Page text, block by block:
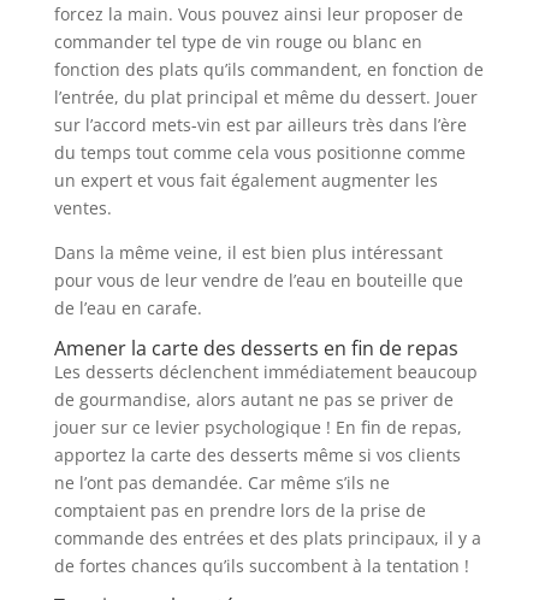
forcez la main. Vous pouvez ainsi leur proposer de
commander tel type de vin rouge ou blanc en
fonction des plats qu’ils commandent, en fonction de
l’entrée, du plat principal et même du dessert. Jouer
sur l’accord mets-vin est par ailleurs très dans l’ère
du temps tout comme cela vous positionne comme
un expert et vous fait également augmenter les
ventes.
Dans la même veine, il est bien plus intéressant
pour vous de leur vendre de l’eau en bouteille que
de l’eau en carafe.
Amener la carte des desserts en fin de repas
Les desserts déclenchent immédiatement beaucoup
de gourmandise, alors autant ne pas se priver de
jouer sur ce levier psychologique ! En fin de repas,
apportez la carte des desserts même si vos clients
ne l’ont pas demandée. Car même s’ils ne
comptaient pas en prendre lors de la prise de
commande des entrées et des plats principaux, il y a
de fortes chances qu’ils succombent à la tentation !